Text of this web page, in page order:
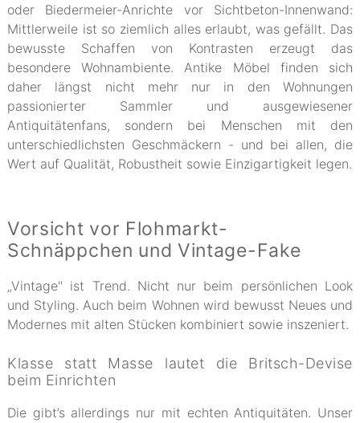
oder Biedermeier-Anrichte vor Sichtbeton-Innenwand:
Mittlerweile ist so ziemlich alles erlaubt, was gefällt. Das
bewusste Schaffen von Kontrasten erzeugt das
besondere Wohnambiente. Antike Möbel finden sich
daher längst nicht mehr nur in den Wohnungen
passionierter Sammler und ausgewiesener
Antiquitätenfans, sondern bei Menschen mit den
unterschiedlichsten Geschmäckern - und bei allen, die
Wert auf Qualität, Robustheit sowie Einzigartigkeit legen.
Vorsicht vor Flohmarkt-
Schnäppchen und Vintage-Fake
„Vintage" ist Trend. Nicht nur beim persönlichen Look
und Styling. Auch beim Wohnen wird bewusst Neues und
Modernes mit alten Stücken kombiniert sowie inszeniert.
Klasse statt Masse lautet die Britsch-Devise
beim Einrichten
Die gibt’s allerdings nur mit echten Antiquitäten. Unser